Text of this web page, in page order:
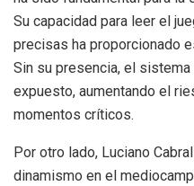
Su capacidad para leer el
precisas ha proporcionado
Sin su presencia, el
expuesto, aumentando el
momentos críticos.
Por otro lado, Luciano
dinamismo en el